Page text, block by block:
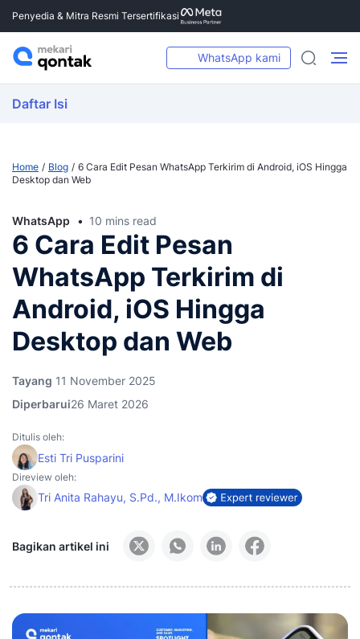
Penyedia & Mitra Resmi Tersertifikasi
WhatsApp kami
Daftar Isi
Home Blog
6 Cara Edit Pesan WhatsApp Terkirim di Android, iOS Hingga
Desktop dan Web
WhatsApp 10 mins read
6 Cara Edit Pesan
WhatsApp Terkirim di
Android, iOS Hingga
Desktop dan Web
Tayang 11 November 2025
Diperbarui26 Maret 2026
Ditulis oleh:
Esti Tri Pusparini
Direview oleh:
Tri Anita Rahayu, S.Pd., M.Ikom
Bagikan artikel ini